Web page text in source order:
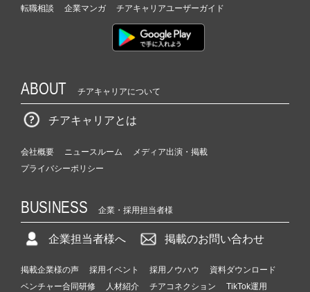
転職相談
企業マンガ チアキャリアユーザーガイド
ABOUT チアキャリアについて
チアキャリアとは
会社概要 ニュースルーム
メディア出演・掲載
プライバシーポリシー
BUSINESS 企業・採用担当者様
企業担当者様へ 掲載のお問い合わせ
掲載企業様の声 採用イベント 採用ノウハウ
資料ダウンロード
ベンチャー合同研修
人材紹介 チアコネクション TikTok運用